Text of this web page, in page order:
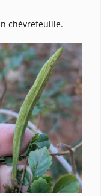
chèvrefeuille.